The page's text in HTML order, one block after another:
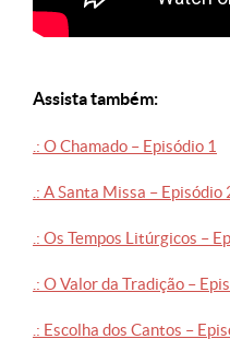
Assista também:
.: O Chamado – Episódio 1
.: A Santa Missa – Episódio
.: Os Tempos Litúrgicos –
.: O Valor da Tradição –
.: Escolha dos Cantos –